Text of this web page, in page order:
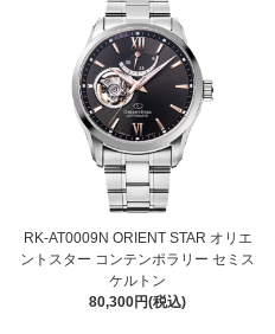
RK-AT0009N ORIENT STAR オリエ
ントスター コンテンポラリー セミス
ケルトン
80,300円(税込)